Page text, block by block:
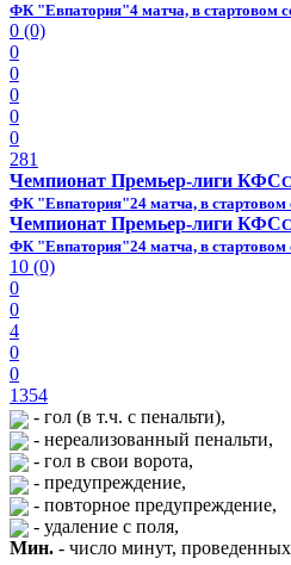
ФК "Евпатория"4 матча, в стартовом
0 (0)
0
0
0
0
0
281
Чемпионат Премьер-лиги КФС
ФК "Евпатория"24 матча, в стартовом
Чемпионат Премьер-лиги КФС
ФК "Евпатория"24 матча, в стартовом
10 (0)
0
0
4
0
0
1354
- гол (в т.ч. с пенальти),
- нереализованный пенальти,
- гол в свои ворота,
- предупреждение,
- повторное предупреждение,
- удаление с поля,
Мин. - число минут,